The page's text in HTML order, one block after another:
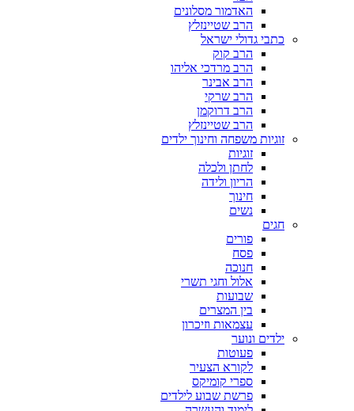
האדמור מסלונים
הרב שטיינזלץ
כתבי גדולי ישראל
הרב קוק
הרב מרדכי אליהו
הרב אבינר
הרב שרקי
הרב דרוקמן
הרב שטיינזלץ
זוגיות משפחה וחינוך ילדים
זוגיות
לחתן ולכלה
הריון ולידה
חינוך
נשים
חגים
פורים
פסח
חנוכה
אלול וחגי תשרי
שבועות
בין המצרים
עצמאות וזיכרון
ילדים ונוער
פעוטות
לקורא הצעיר
ספרי קומיקס
פרשת שבוע לילדים